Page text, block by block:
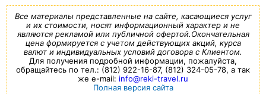
Все материалы представленные на сайте, касающиеся услуг
и их стоимости, носят информационный характер и не
являются рекламой или публичной офертой.Окончательная
цена формируется с учетом действующих акций, курса
валют и индивидуальных условий договора с Клиентом.
Для получения подробной информации, пожалуйста,
обращайтесь по тел.: (812) 922-16-87, (812) 324-05-78, а так
же e-mail: info@reki-travel.ru
Полная версия сайта